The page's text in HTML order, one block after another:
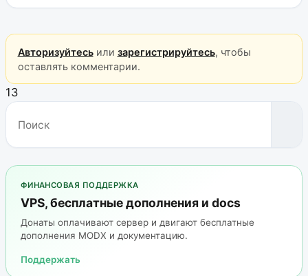
Авторизуйтесьили зарегистрируйтесь, чтобы
оставлять комментарии.
13
ФИНАНСОВАЯ ПОДДЕРЖКА
VPS, бесплатные дополнения и docs
Донаты оплачивают сервер и двигают бесплатные
дополнения MODX и документацию.
Поддержать